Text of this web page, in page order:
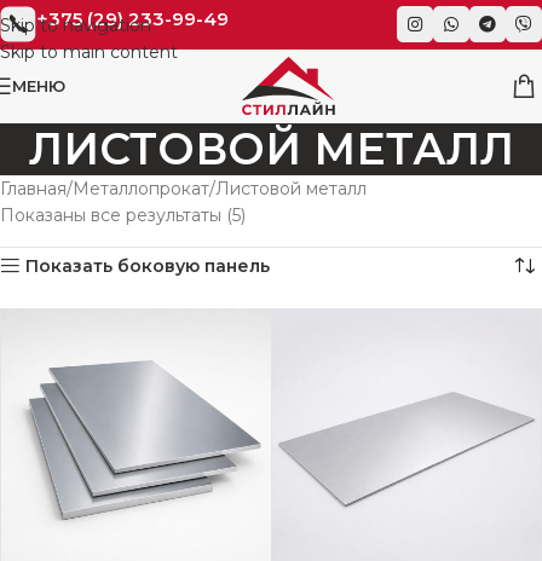
Skip to navigation
Skip to main content
+375 (29) 233-99-49
МЕНЮ
ЛИСТОВОЙ МЕТАЛЛ
Главная Металлопрокат Листовой металл
Показаны все результаты (5)
Показать боковую панель